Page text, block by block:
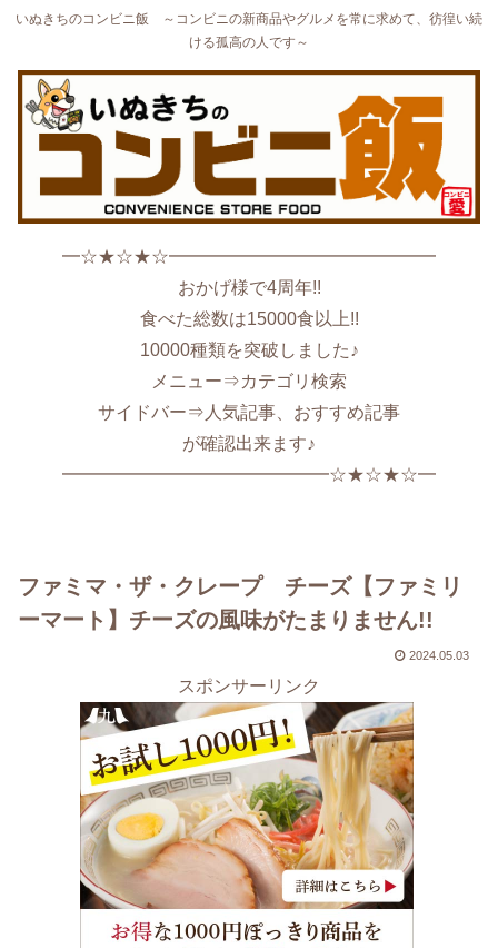
いぬきちのコンビニ飯 ～コンビニの新商品やグルメを常に求めて、彷徨い続
ける孤高の人です～
━☆★☆★☆━━━━━━━━━━━━━━━
おかげ様で4周年!!
食べた総数は15000食以上!!
10000種類を突破しました♪
メニュー⇒カテゴリ検索
サイドバー⇒人気記事、おすすめ記事
が確認出来ます♪
━━━━━━━━━━━━━━━☆★☆★☆━
ファミマ・ザ・クレープ チーズ【ファミリ
ーマート】チーズの風味がたまりません!!
2024.05.03
スポンサーリンク